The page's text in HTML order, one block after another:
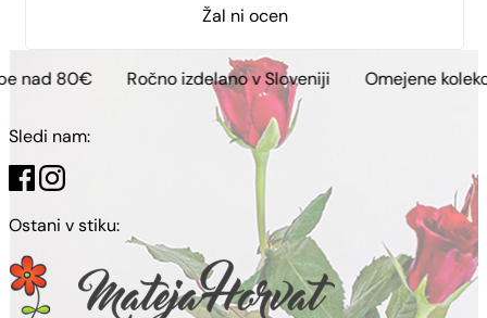
Žal ni ocen
Ročno izdelano v Sloveniji Omejene kolekcije
Sledi nam:
Ostani v stiku: